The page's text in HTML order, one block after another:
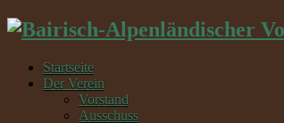
Startseite
Der Verein
Vorstand
Ausschuss